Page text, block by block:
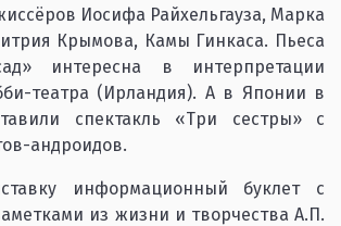
Иосифа Райхельгауза, Марка
Крымова, Камы Гинкаса. Пьеса
интересна в интерпретации
театра (Ирландия). А в Японии в
спектакль «Три сестры» с
андроидов.
информационный буклет с
из жизни и творчества А.П.